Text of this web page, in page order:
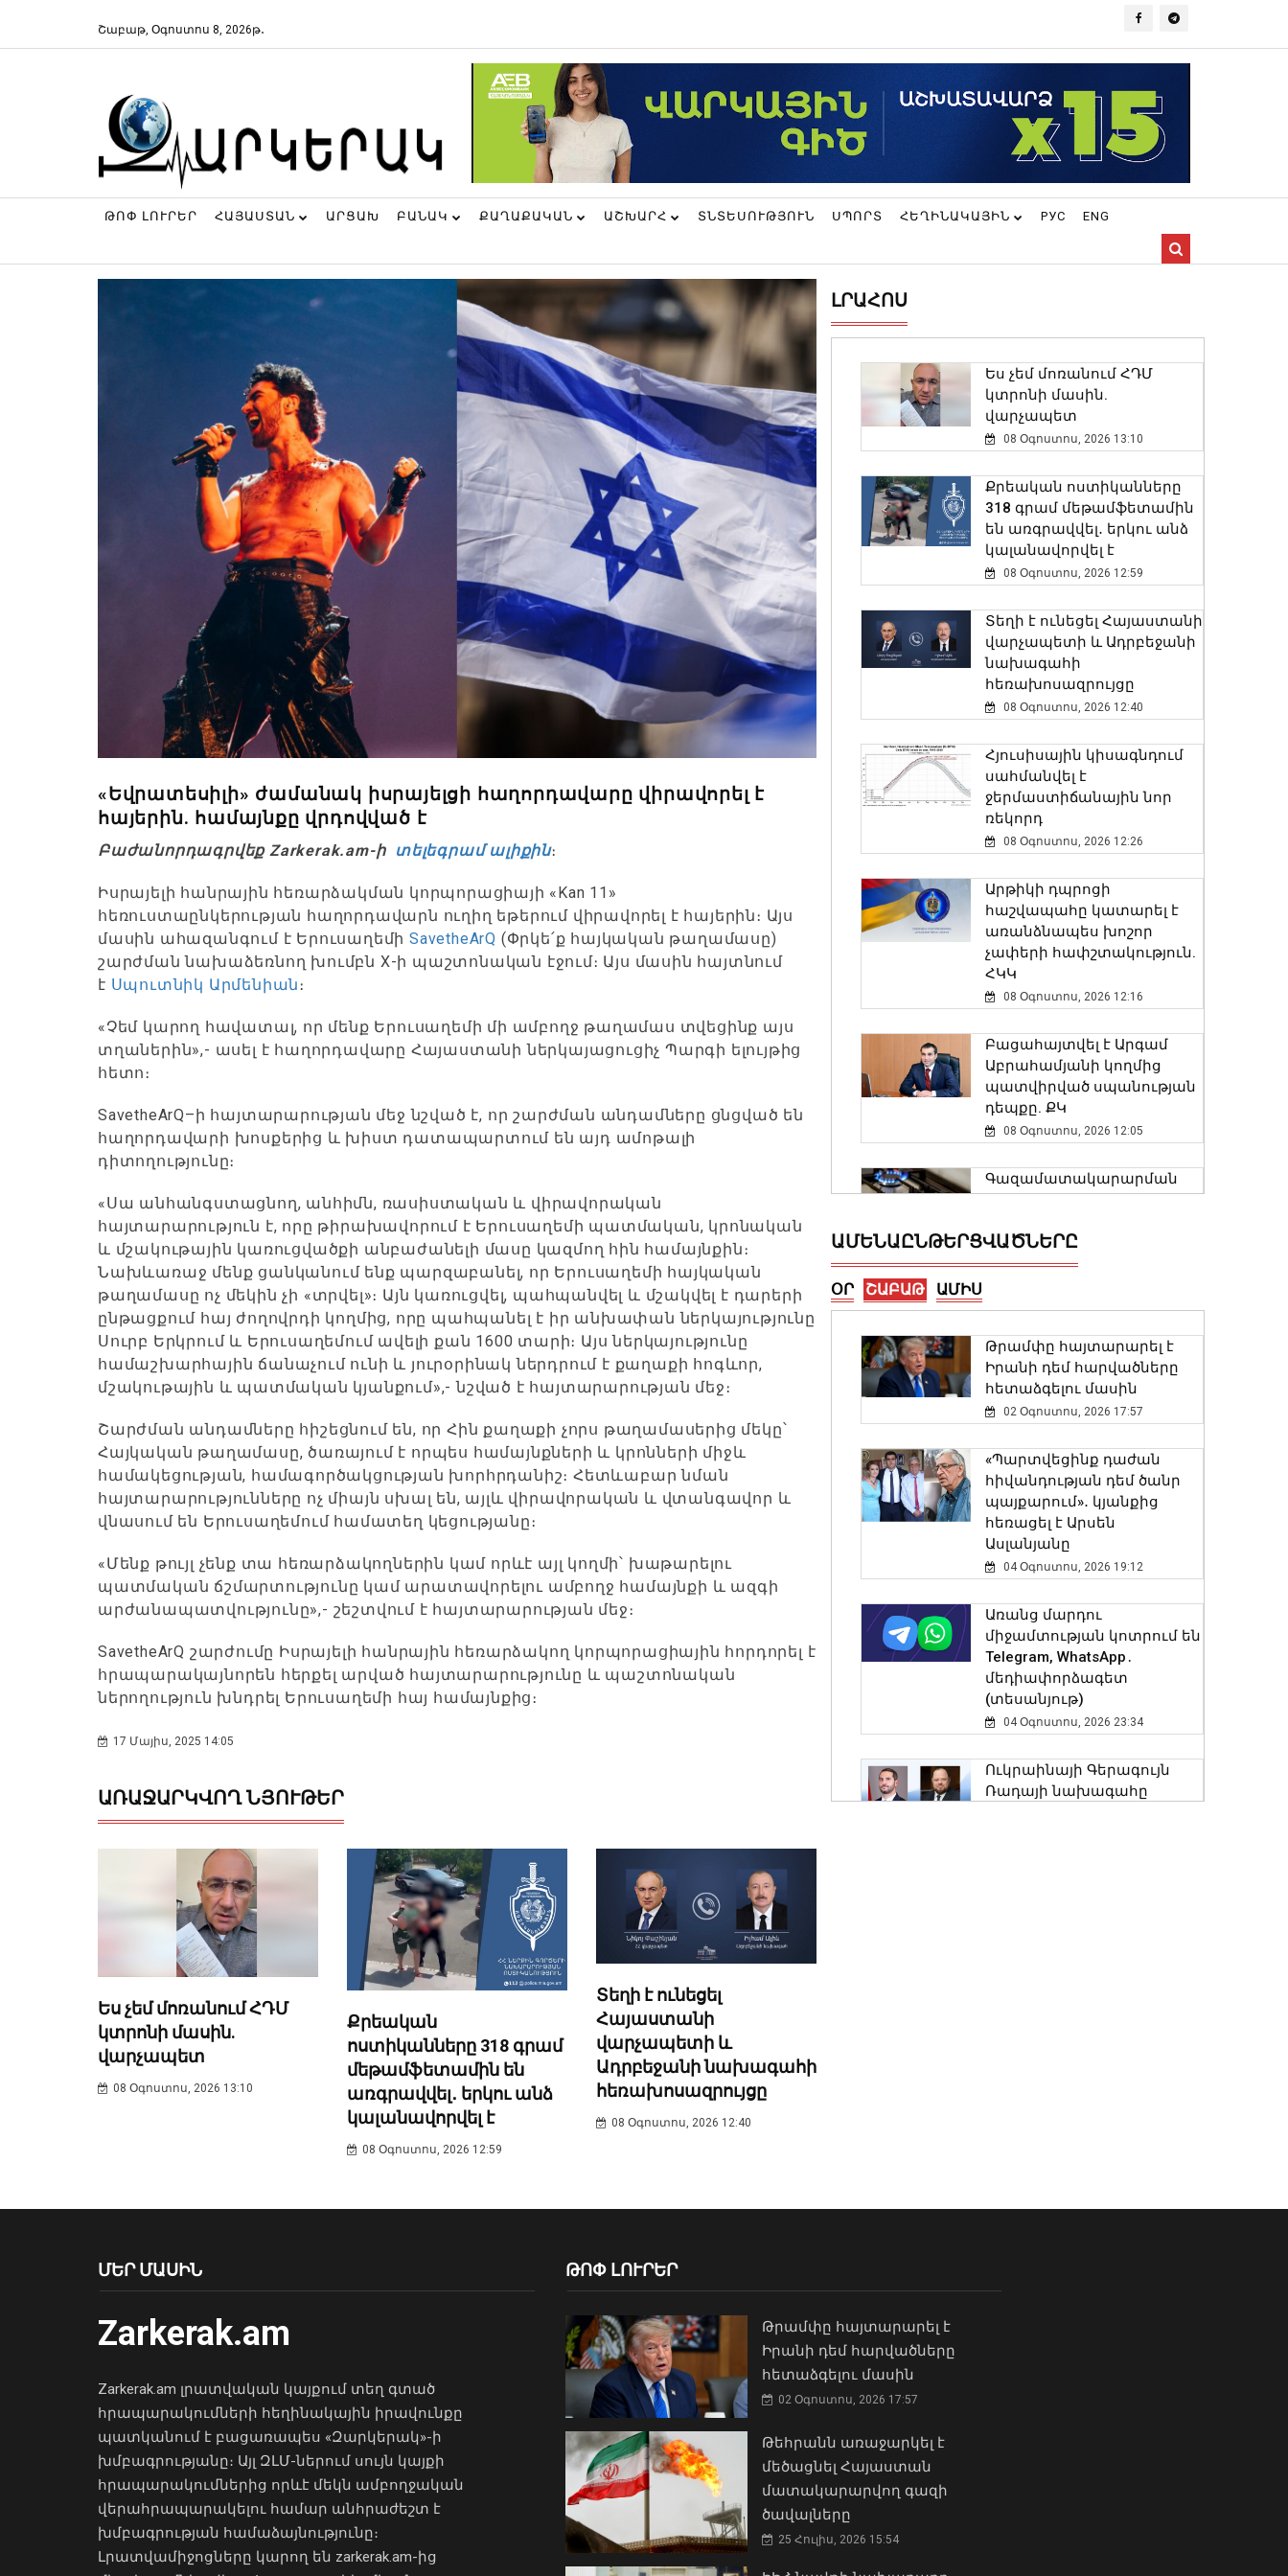
Շաբաթ, Օգոստոս 8, 2026թ․
ԹՈՓ ԼՈՒՐԵՐ ՀԱՅԱՍՏԱՆ ԱՐՑԱԽ ԲԱՆԱԿ ՔԱՂԱՔԱԿԱՆ ԱՇԽԱՐՀ ՏՆՏԵՍՈՒԹՅՈՒՆ ՍՊՈՐՏ ՀԵՂԻՆԱԿԱՅԻՆ РУС ENG
«Եվրատեսիլի» ժամանակ իսրայելցի հաղորդավարը վիրավորել է
հայերին. համայնքը վրդովված է
Բաժանորդագրվեք Zarkerak.am-ի տելեգրամ ալիքին։
Իսրայելի հանրային հեռարձակման կորպորացիայի «Kan 11»
հեռուստաընկերության հաղորդավարն ուղիղ եթերում վիրավորել է հայերին։ Այս
մասին ահազանգում է ԵրուսաղեմիSavetheArQ (Փրկե՛ք հայկական թաղամասը)
շարժման նախաձեռնող խումբն X-ի պաշտոնական էջում։ Այս մասին հայտնում
է Սպուտնիկ Արմենիան։
«Չեմ կարող հավատալ, որ մենք Երուսաղեմի մի ամբողջ թաղամաս տվեցինք այս
տղաներին»,- ասել է հաղորդավարը Հայաստանի ներկայացուցիչ Պարգի ելույթից
հետո։
SavetheArQ–ի հայտարարության մեջ նշված է, որ շարժման անդամները ցնցված են
հաղորդավարի խոսքերից և խիստ դատապարտում են այդ ամոթալի
դիտողությունը։
«Սա անհանգստացնող, անհիմն, ռասիստական և վիրավորական
հայտարարություն է, որը թիրախավորում է Երուսաղեմի պատմական, կրոնական
և մշակութային կառուցվածքի անբաժանելի մասը կազմող հին համայնքին։
Նախևառաջ մենք ցանկանում ենք պարզաբանել, որ Երուսաղեմի հայկական
թաղամասը ոչ մեկին չի «տրվել»։ Այն կառուցվել, պահպանվել և մշակվել է դարերի
ընթացքում հայ ժողովրդի կողմից, որը պահպանել է իր անխափան ներկայությունը
Սուրբ Երկրում և Երուսաղեմում ավելի քան 1600 տարի։ Այս ներկայությունը
համաշխարհային ճանաչում ունի և յուրօրինակ ներդրում է քաղաքի հոգևոր,
մշակութային և պատմական կյանքում»,- նշված է հայտարարության մեջ։
Շարժման անդամները հիշեցնում են, որ Հին քաղաքի չորս թաղամասերից մեկը՝
Հայկական թաղամասը, ծառայում է որպես համայնքների և կրոնների միջև
համակեցության, համագործակցության խորհրդանիշ։ Հետևաբար նման
հայտարարությունները ոչ միայն սխալ են, այլև վիրավորական և վտանգավոր և
վնասում են Երուսաղեմում համատեղ կեցությանը։
«Մենք թույլ չենք տա հեռարձակողներին կամ որևէ այլ կողմի՝ խաթարելու
պատմական ճշմարտությունը կամ արատավորելու ամբողջ համայնքի և ազգի
արժանապատվությունը»,- շեշտվում է հայտարարության մեջ։
SavetheArQ շարժումը Իսրայելի հանրային հեռարձակող կորպորացիային հորդորել է
հրապարակայնորեն հերքել արված հայտարարությունը և պաշտոնական
ներողություն խնդրել Երուսաղեմի հայ համայնքից։
17 Մայիս, 2025 14:05
ԱՌԱՋԱՐԿՎՈՂ ՆՅՈՒԹԵՐ
Ես չեմ մոռանում ՀԴՄ
կտրոնի մասին.
վարչապետ
08 Օգոստոս, 2026 13:10
Քրեական
ոստիկանները 318 գրամ
մեթամֆետամին են
առգրավվել․ երկու անձ
կալանավորվել է
08 Օգոստոս, 2026 12:59
Տեղի է ունեցել
Հայաստանի
վարչապետի և
Ադրբեջանի նախագահի
հեռախոսազրույցը
08 Օգոստոս, 2026 12:40
ԼՐԱՀՈՍ
Ես չեմ մոռանում ՀԴՄ
կտրոնի մասին.
վարչապետ
08 Օգոստոս, 2026 13:10
Քրեական ոստիկանները
318 գրամ մեթամֆետամին
են առգրավվել․ երկու անձ
կալանավորվել է
08 Օգոստոս, 2026 12:59
Տեղի է ունեցել Հայաստանի
վարչապետի և Ադրբեջանի
նախագահի
հեռախոսազրույցը
08 Օգոստոս, 2026 12:40
Հյուսիսային կիսագնդում
սահմանվել է
ջերմաստիճանային նոր
ռեկորդ
08 Օգոստոս, 2026 12:26
Արթիկի դպրոցի
հաշվապահը կատարել է
առանձնապես խոշոր
չափերի հափշտակություն.
ՀԿԿ
08 Օգոստոս, 2026 12:16
Բացահայտվել է Արգամ
Աբրահամյանի կողմից
պատվիրված սպանության
դեպքը. ՔԿ
08 Օգոստոս, 2026 12:05
Գազամատակարարման
պլանային դադարեցումներ
քաղաքների մի շարք
հասցեներում, Կուրթան
08 Օգոստոս, 2026 11:54
Սև ծովից մոտենում է
ցիկլոն․ Գագիկ Սուրենյան
08 Օգոստոս, 2026 11:35
Վանաձորում, Հրազդանում
և Արարատում փոշու
պարունակությունը
գերազանցել է թույլատրելի
սահմանը
Սևանի մակարդակը
1900.77 մետր է՝ անցած
տարվա ցուցանիշից 16 սմ-
ով բարձր
08 Օգոստոս, 2026 11:14
Երևանի Կենտրոնում
փոշու պարունակությունը
գրեթե ամբողջ շաբաթ
գերազանցել է թույլատրելի
միջև հակամարտության
Փաշինյան
ԱՄԵՆԱԸՆԹԵՐՑՎԱԾՆԵՐԸ
ՕՐ ՇԱԲԱԹ ԱՄԻՍ
Թրամփը հայտարարել է
Իրանի դեմ հարվածները
հետաձգելու մասին
02 Օգոստոս, 2026 17:57
«Պարտվեցինք դաժան
հիվանդության դեմ ծանր
պայքարում»․ կյանքից
հեռացել է Արսեն
Ասլանյանը
04 Օգոստոս, 2026 19:12
Առանց մարդու
միջամտության կոտրում են
Telegram, WhatsApp․
մեդիափորձագետ
(տեսանյութ)
04 Օգոստոս, 2026 23:34
Ուկրաինայի Գերագույն
Ռադայի նախագահը
քվեարկելու ԱԺ նախագահի
ՄԵՐ ՄԱՍԻՆ
Zarkerak.am
Zarkerak.am լրատվական կայքում տեղ գտած
հրապարակումների հեղինակային իրավունքը
պատկանում է բացառապես «Զարկերակ»-ի
խմբագրությանը։ Այլ ԶԼՄ-ներում սույն կայքի
հրապարակումներից որևէ մեկն ամբողջական
վերահրապարակելու համար անհրաժեշտ է
խմբագրության համաձայնությունը։
Լրատվամիջոցները կարող են zarkerak.am-ից
ԹՈՓ ԼՈՒՐԵՐ
Թրամփը հայտարարել է
Իրանի դեմ հարվածները
հետաձգելու մասին
02 Օգոստոս, 2026 17:57
Թեհրանն առաջարկել է
մեծացնել Հայաստան
մատակարարվող գազի
ծավալները
25 Հուլիս, 2026 15:54